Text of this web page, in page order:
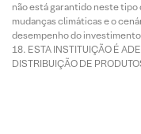
não está garantido neste
mudanças climáticas e o
desempenho do
ESTA INSTITUIÇÃO É
DISTRIBUIÇÃO DE